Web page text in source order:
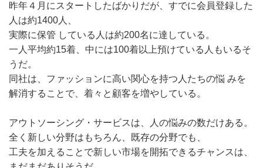
昨年４月にスタートしたばかりだが、すでに会員登録した
人は約1400人、
実際に保管 している人は約200名に達している。
一人平均約15着、中には100着以上預けている人もいるそ
うだ。
同社は、ファッションに高い関心を持つ人たちの悩 みを
解消することで、着々と顧客を増やしている。
アウトソーシング・サービスは、人の悩みの数だけある。
全く新しい分野はもちろん、既存の分野でも、
工夫を加えることで新しい市場を開拓できるチャンスは、